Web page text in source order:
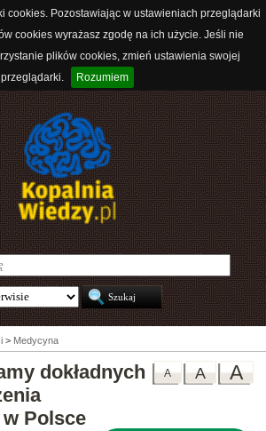
cookies. Pozostawiając w ustawieniach przeglądarki
cookies wyrażasz zgodę na ich użycie. Jeśli nie
plików cookies, zmień ustawienia swojej
przeglądarki.
Rozumiem
> Medycyna
A
A
A
dokładnych
Polsce